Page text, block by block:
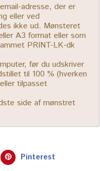
adresse, der er
eller ved
ikke ud. Mønsteret
A3 format eller som
PRINT-LK-dk
før du udskriver
til 100 % (hverken
tilpasset
side af mønstret
Pinterest